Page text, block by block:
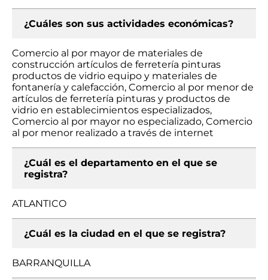
¿Cuáles son sus actividades económicas?
Comercio al por mayor de materiales de
construcción artículos de ferretería pinturas
productos de vidrio equipo y materiales de
fontanería y calefacción, Comercio al por menor de
artículos de ferretería pinturas y productos de
vidrio en establecimientos especializados,
Comercio al por mayor no especializado, Comercio
al por menor realizado a través de internet
¿Cuál es el departamento en el que se
registra?
ATLANTICO
¿Cuál es la ciudad en el que se registra?
BARRANQUILLA